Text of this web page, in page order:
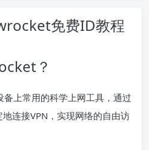
免费ID教程
？
上常用的科学上网工具，通过
连接VPN，实现网络的自由访